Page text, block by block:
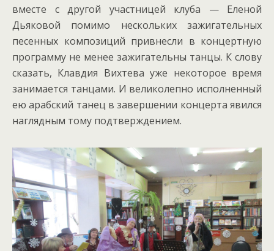
вместе с другой участницей клуба — Еленой
Дьяковой помимо нескольких зажигательных
песенных композиций привнесли в концертную
программу не менее зажигательны танцы. К слову
сказать, Клавдия Вихтева уже некоторое время
занимается танцами. И великолепно исполненный
ею арабский танец в завершении концерта явился
наглядным тому подтверждением.